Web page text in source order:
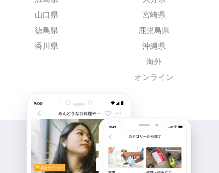
山口県
徳島県
香川県
宮崎県
鹿児島県
沖縄県
海外
オンライン